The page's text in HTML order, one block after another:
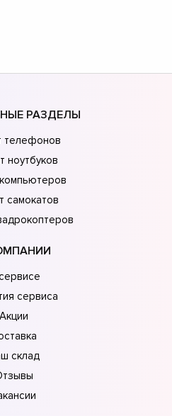
РАЗДЕЛЫ
телефонов
ноутбуков
самокатов
сервиса
Акции
склад